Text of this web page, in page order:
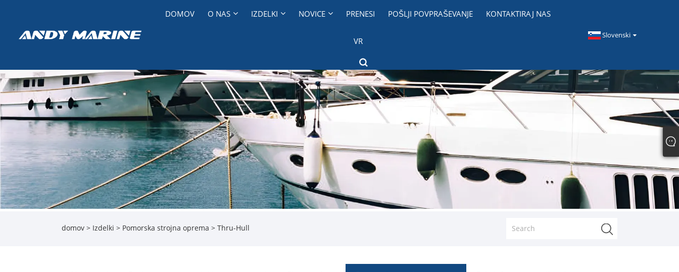
DOMOV O NAS IZDELKI NOVICE PRENESI POŠLJI POVPRAŠEVANJE KONTAKTIRAJ NAS
VR
Slovenski
domov > Izdelki > Pomorska strojna oprema > Thru-Hull